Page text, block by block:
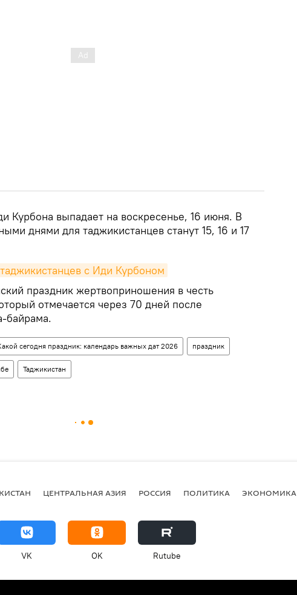
Курбона выпадает на воскресенье, 16 июня. В
днями для таджикистанцев станут 15, 16 и 17
с Иди Курбоном
праздник жертвоприношения в честь
отмечается через 70 дней после
байрама.
сегодня праздник: календарь важных дат 2026 праздник
Таджикистан
ЦЕНТРАЛЬНАЯ АЗИЯ РОССИЯ ПОЛИТИКА ЭКОНОМИКА
VK OK Rutube